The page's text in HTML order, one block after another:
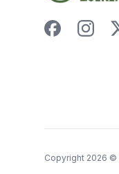
Copyright 2026 ©